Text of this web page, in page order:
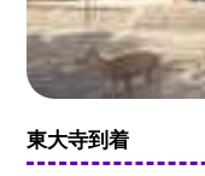
東大寺到着